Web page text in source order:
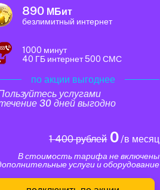
890 МБит
безлимитный интернет
1000 минут
40 ГБ интернет 500 СМС
по акции выгоднее
услугами
30 дней выгодно
1 400 рублей0/в месяц
В стоимость тарифа не включены
услуги и оборудование